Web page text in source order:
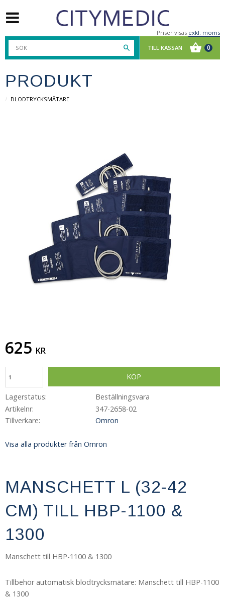
Priser visas exkl. moms
PRODUKT
BLODTRYCKSMÄTARE
625 KR
KÖP
Lagerstatus
Beställningsvara
Artikelnr
347-2658-02
Tillverkare
Omron
Visa alla produkter från Omron
MANSCHETT L (32-42
CM) TILL HBP-1100 &
1300
Manschett till HBP-1100 & 1300
Tillbehör automatisk blodtrycksmätare: Manschett till HBP-1100
& 1300